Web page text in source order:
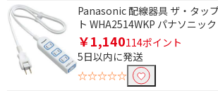
Panasonic 配線器具 ザ・タッ
ト WHA2514WKP パナソニック
￥1,140114ポイント
5日以内に発送
☆☆☆☆☆
有
マグネットで絞り込む
無